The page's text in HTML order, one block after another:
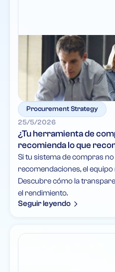
Procurement Strategy
25/5/2026
¿Tu herramienta de
recomienda lo que
Si tu sistema de compras
recomendaciones, el equipo
Descubre cómo la
el rendimiento.
Seguir leyendo